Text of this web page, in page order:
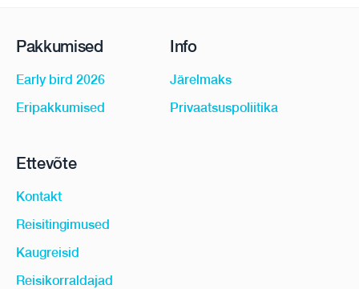
Pakkumised
Early bird 2026
Eripakkumised
Info
Järelmaks
Privaatsuspoliitika
Ettevõte
Kontakt
Reisitingimused
Kaugreisid
Reisikorraldajad